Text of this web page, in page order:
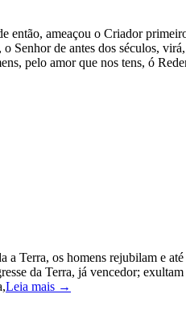
então, ameaçou o Criador
Senhor de antes dos séculos,
pelo amor que nos tens, ó
a Terra, os homens rejubilam e até
da Terra, já vencedor;
Leia mais →